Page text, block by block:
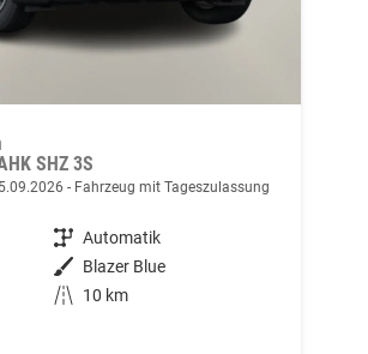
SHZ 3S
Fahrzeug mit Tageszulassung
Getriebe Automatik
Außenfarbe Blazer Blue
Kilometerstand
10 km